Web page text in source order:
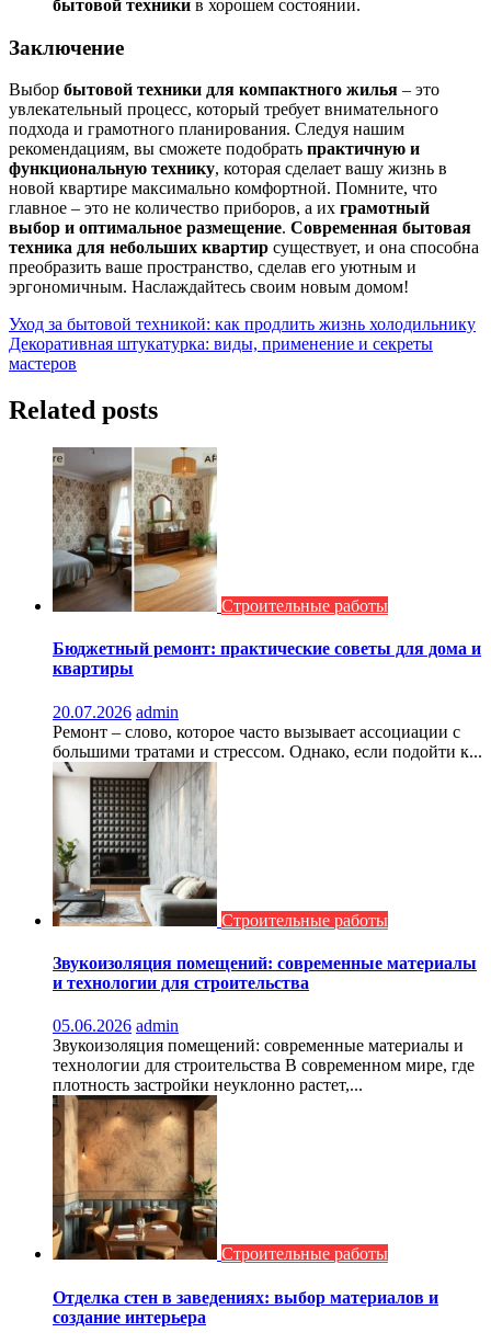
бытовой техники в хорошем состоянии.
Заключение
Выбор бытовой техники для компактного жилья – это
увлекательный процесс, который требует внимательного
подхода и грамотного планирования. Следуя нашим
рекомендациям, вы сможете подобрать практичную и
функциональную технику, которая сделает вашу жизнь в
новой квартире максимально комфортной. Помните, что
главное – это не количество приборов, а их грамотный
выбор и оптимальное размещение. Современная бытовая
техника для небольших квартир существует, и она способна
преобразить ваше пространство, сделав его уютным и
эргономичным. Наслаждайтесь своим новым домом!
Навигация
по
Уход за бытовой техникой: как продлить жизнь холодильнику
Декоративная штукатурка: виды, применение и секреты
мастеров
Related posts
Строительные работы
Бюджетный ремонт: практические советы для дома и
квартиры
20.07.2026 admin
Ремонт – слово, которое часто вызывает ассоциации с
большими тратами и стрессом. Однако, если подойти к...
Строительные работы
Звукоизоляция помещений: современные материалы
и технологии для строительства
05.06.2026 admin
Звукоизоляция помещений: современные материалы и
технологии для строительства В современном мире, где
плотность застройки неуклонно растет,...
Строительные работы
Отделка стен в заведениях: выбор материалов и
создание интерьера